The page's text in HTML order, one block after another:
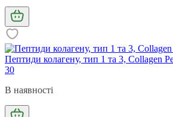
Пептиди колагену, тип 1 та 3, Collagen
30
В наявності